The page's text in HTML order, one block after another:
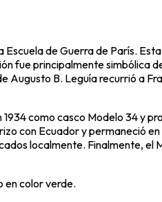
de Guerra de París.
fue principalmente simbólica
Augusto B. Leguía recurrió a
como casco Modelo 34 y
con Ecuador y permaneció
localmente. Finalmente, el
en color verde.